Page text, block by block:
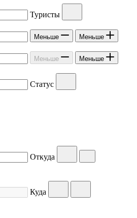
Туристы
Меньше Меньше
Меньше Меньше
Статус
Откуда
Куда